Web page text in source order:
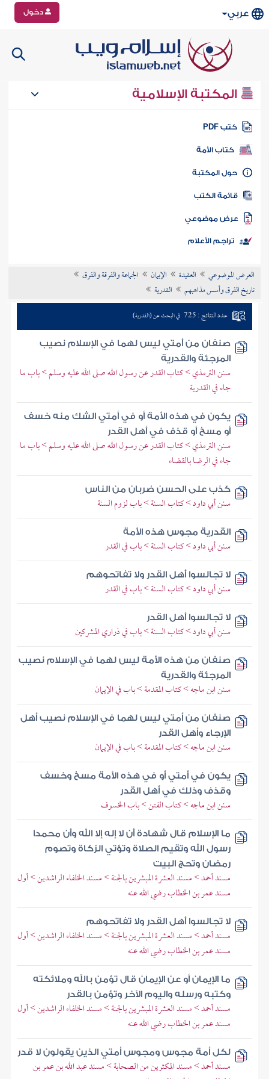
عربي دخول
المكتبة الإسلامية
كتب PDF
كتاب الأمة
المكتبة
الكتب
موضوعي
تراجم الأعلام
العرض الموضوعي العقيدة الإيمان
الجماعة والفرقة والفرق
تاريخ الفرق وأسس مذاهبهم
القدرية
عدد النتائج : 725 في البحث عن (القدرية)
صنفان من أمتي ليس لهما في الإسلام نصيب
المرجئة والقدرية
سنن الترمذي > كتاب القدر عن رسول الله صلى الله عليه وسلم > باب ما
جاء في القدرية
يكون في هذه الأمة أو في أمتي الشك منه خسف
أو مسخ أو قذف في أهل القدر
سنن الترمذي > كتاب القدر عن رسول الله صلى الله عليه وسلم > باب ما
جاء في الرضا بالقضاء
كذب على الحسن ضربان من الناس
سنن أبي داود > كتاب السنة > باب لزوم السنة
القدرية مجوس هذه الأمة
سنن أبي داود > كتاب السنة > باب في القدر
لا تجالسوا أهل القدر ولا تفاتحوهم
سنن أبي داود > كتاب السنة > باب في القدر
لا تجالسوا أهل القدر
سنن أبي داود > كتاب السنة > باب في ذراري المشركين
صنفان من هذه الأمة ليس لهما في الإسلام نصيب
المرجئة والقدرية
سنن ابن ماجه > كتاب المقدمة > باب في الإيمان
صنفان من أمتي ليس لهما في الإسلام نصيب أهل
الإرجاء وأهل القدر
سنن ابن ماجه > كتاب المقدمة > باب في الإيمان
يكون في أمتي أو في هذه الأمة مسخ وخسف
وقذف وذلك في أهل القدر
سنن ابن ماجه > كتاب الفتن > باب الخسوف
ما الإسلام قال شهادة أن لا إله إلا الله وأن محمدا
رسول الله وتقيم الصلاة وتؤتي الزكاة وتصوم
رمضان وتحج البيت
مسند أحمد > مسند العشرة المبشرين بالجنة > مسند الخلفاء الراشدين > أول
مسند عمر بن الخطاب رضي الله عنه
لا تجالسوا أهل القدر ولا تفاتحوهم
مسند أحمد > مسند العشرة المبشرين بالجنة > مسند الخلفاء الراشدين > أول
مسند عمر بن الخطاب رضي الله عنه
ما الإيمان أو عن الإيمان قال تؤمن بالله وملائكته
وكتبه ورسله واليوم الآخر وتؤمن بالقدر
مسند أحمد > مسند العشرة المبشرين بالجنة > مسند الخلفاء الراشدين > أول
مسند عمر بن الخطاب رضي الله عنه
لكل أمة مجوس ومجوس أمتي الذين يقولون لا قدر
مسند أحمد > مسند المكثرين من الصحابة > مسند عبد الله بن عمر بن